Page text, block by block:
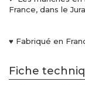
France, dans le
♥ Fabriqué en
Fiche